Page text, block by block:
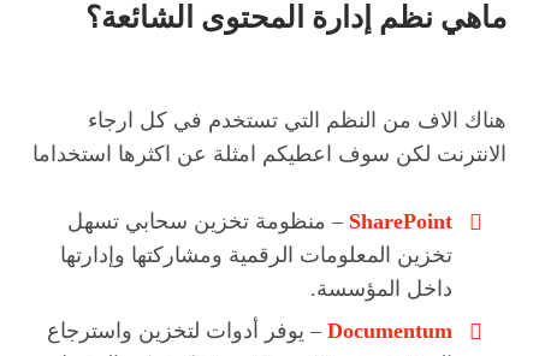
ماهي نظم إدارة المحتوى الشائعة؟
هناك الاف من النظم التي تستخدم في كل ارجاء
الانترنت لكن سوف اعطيكم امثلة عن اكثرها استخداما
SharePoint – منظومة تخزين سحابي تسهل
تخزين المعلومات الرقمية ومشاركتها وإدارتها
داخل المؤسسة.
Documentum – يوفر أدوات لتخزين واسترجاع